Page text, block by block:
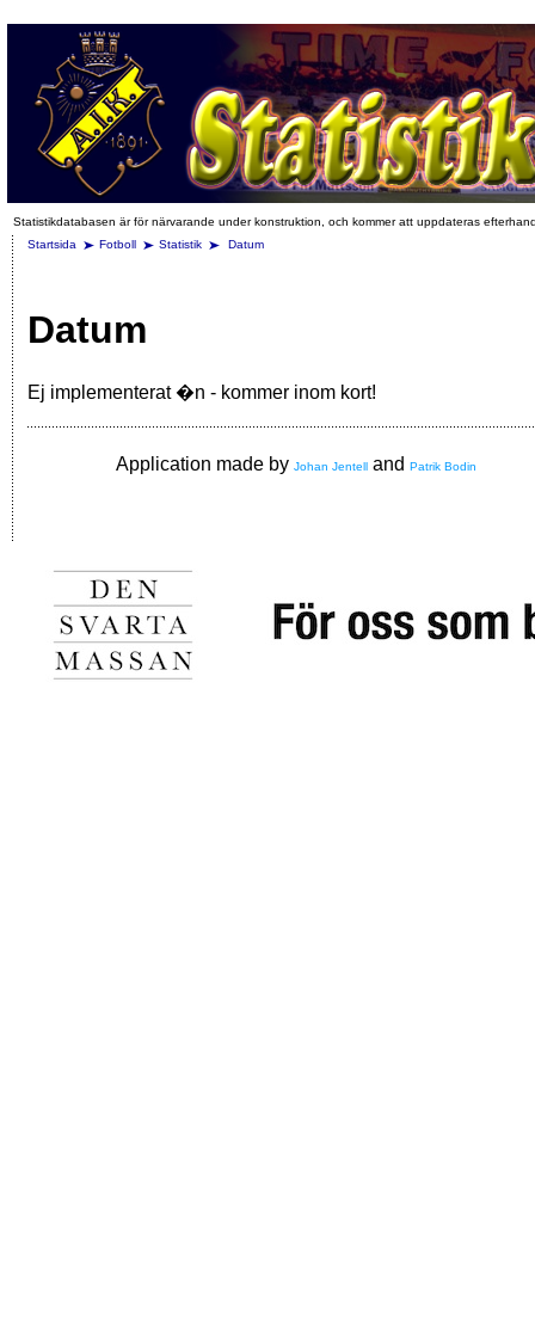
Statistikdatabasen är för närvarande under konstruktion, och kommer att uppdateras
Startsida
Fotboll Statistik Datum
Datum
Ej implementerat �n - kommer inom kort!
Application made by Johan Jentell and Patrik Bodin